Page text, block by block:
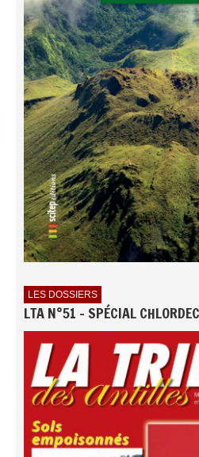
LES DOSSIERS
LTA N°51 - SPÉCIAL